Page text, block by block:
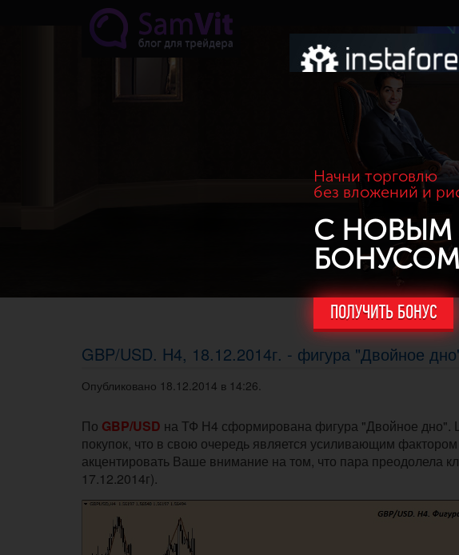
Перейти к основному содержанию
Начни торговлю
без вложений и
С НОВЫМ
БОНУСОМ
ПОЛУЧИТЬ БОНУС
GBP/USD. H4, 18.12.2014г. - фигура "Двойное
Опубликовано 18.12.2014 в 14:26.
По GBP/USD на ТФ Н4 сформирована фигура "Двойное
покупок, что в свою очередь является усиливающим
акцентировать Ваше внимание на том, что пара преодолела
17.12.2014г).